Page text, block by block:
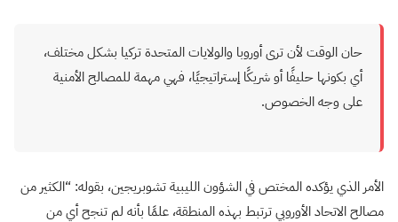
حان الوقت لأن ترى أوروبا والولايات المتحدة تركيا بشكل مختلف،
أي بكونها حليفًا أو شريكًا إستراتيجيًا، فهي مهمة للمصالح الأمنية
على وجه الخصوص.
الأمر الذي يؤكده المختص في الشؤون الليبية تشوبريجين، بقوله: “الكثير من
مصالح الاتحاد الأوروبي ترتبط بهذه المنطقة، علمًا بأنه لم تنجح أي من